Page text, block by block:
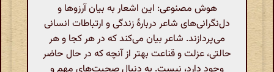
هوش مصنوعی: این اشعار به بیان آرزوها و
دل‌نگرانی‌های شاعر دربارهٔ زندگی و ارتباطات انسانی
می‌پردازند. شاعر بیان می‌کند که در هر کجا و هر
حالتی، عزلت و قناعت بهتر از آنچه که در حال حاضر
وجود دارد، نیست. به دنبال صحبت‌های مهم و